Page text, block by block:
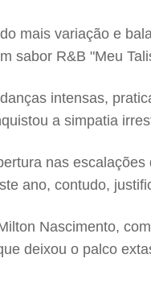
mais variação e
sabor R&B "Meu
intensas,
a simpatia
nas
ano, contudo,
Nascimento,
deixou o palco